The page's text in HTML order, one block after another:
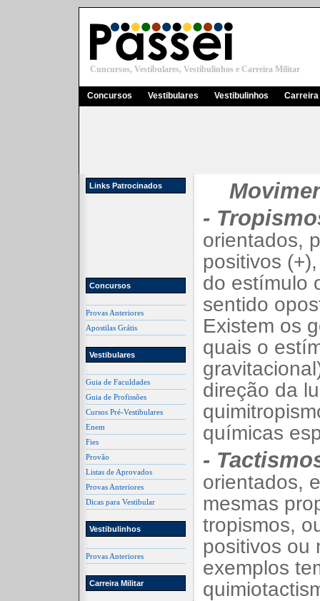
Cuncursos, Vestibulares, Vestibulinhos e Carreira Militar
Concursos Vestibulares Vestibulinhos
Links Patrocinados
Concursos
Provas Anteriores
Apostilas Grátis
Vestibulares
Guia de Faculdades
Guia de Profissões
Cursos Pré-Vestibulares
Enem
Fies
Provão
Listas de Aprovados
Provas Anteriores
Dicas para Vestibular
Vestibulinhos
Provas Anteriores
Carreira Militar
-
orientados,
positivos
do estímulo
sentido
Existem os
quais o
direção da
químicas
-
orientados,
mesmas
tropismos,
positivos ou
exemplos